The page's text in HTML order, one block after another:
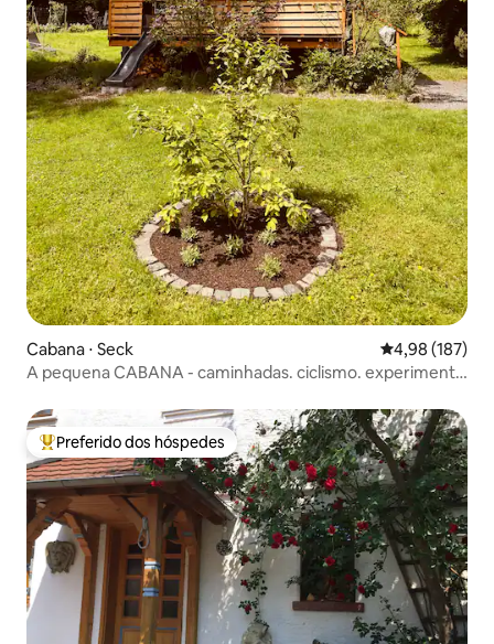
Cabana ⋅ Seck 4,98 de uma
4,98 (187)
A pequena CABANA - caminhadas. ciclismo. experimente
Entre os melhores preferidos dos hóspedes
Preferido dos hóspedes